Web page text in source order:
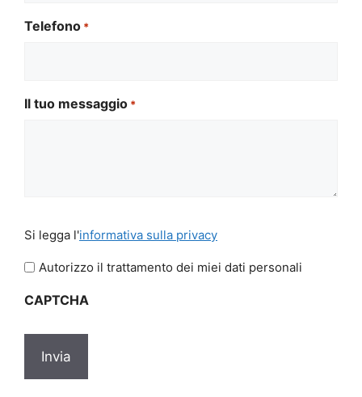
Telefono *
Il tuo messaggio *
legga
l'informativa
privacy
Si legga l'informativa sulla privacy
Autorizzo il trattamento dei miei dati personali
CAPTCHA